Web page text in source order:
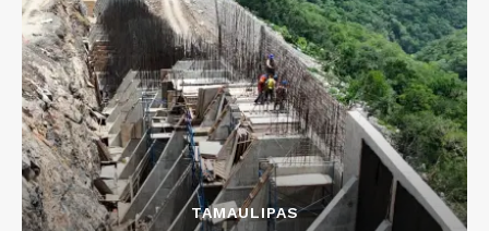
TAMAULIPAS